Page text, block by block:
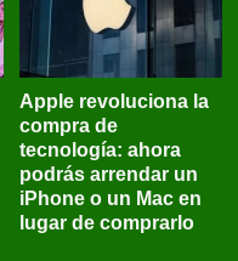
Apple revoluciona la
compra de
tecnología: ahora
podrás arrendar un
iPhone o un Mac en
lugar de comprarlo